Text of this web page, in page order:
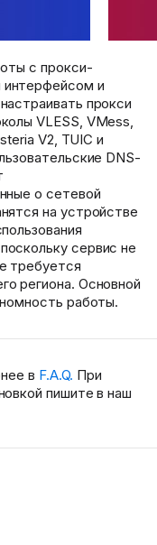
с прокси-
и
прокси
VLESS, VMess,
V2, TUIC и
DNS-
о сетевой
на устройстве
сервис не
требуется
региона. Основной
работы.
в F.A.Q. При
пишите в наш